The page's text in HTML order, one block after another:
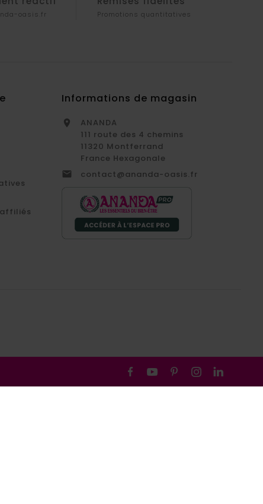
oasis.fr Promotions quantitatives
Informations de magasin

ANANDA
111 route des 4 chemins
11320 Montferrand
France Hexagonale
 contact@ananda-oasis.fr